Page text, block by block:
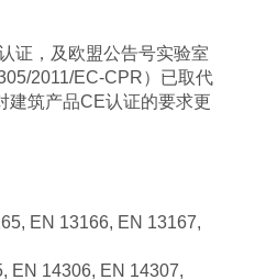
证，及欧盟公告号实验室
2011/EC-CPR）已取代
建筑产品CE认证的要求更
EN 13166, EN 13167,
EN 14306, EN 14307,